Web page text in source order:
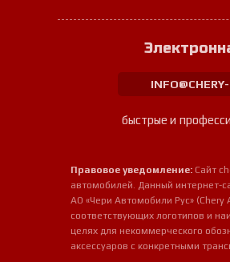
быстрые и
Правовое уведомление: Сайт
автомобилей. Данный интернет-
АО «Чери Автомобили Рус» (Chery
соответствующих логотипов и
целях для некоммерческого
аксессуаров с конкретными